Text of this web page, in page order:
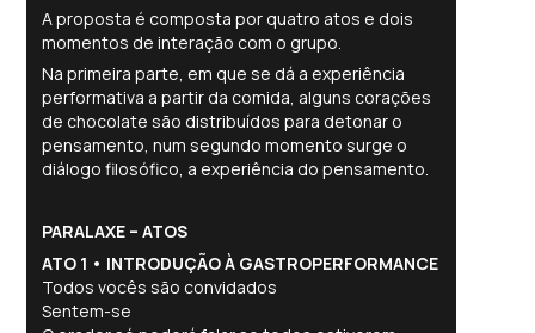
A proposta é composta por quatro atos e dois
momentos de interação com o grupo.
Na primeira parte, em que se dá a experiência
performativa a partir da comida, alguns corações
de chocolate são distribuídos para detonar o
pensamento, num segundo momento surge o
diálogo filosófico, a experiência do pensamento.
PARALAXE – ATOS
ATO 1 • INTRODUÇÃO À GASTROPERFORMANCE
Todos vocês são convidados
Sentem-se